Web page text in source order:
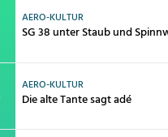
AERO-KULTUR
SG 38 unter Staub und
AERO-KULTUR
Die alte Tante sagt adé